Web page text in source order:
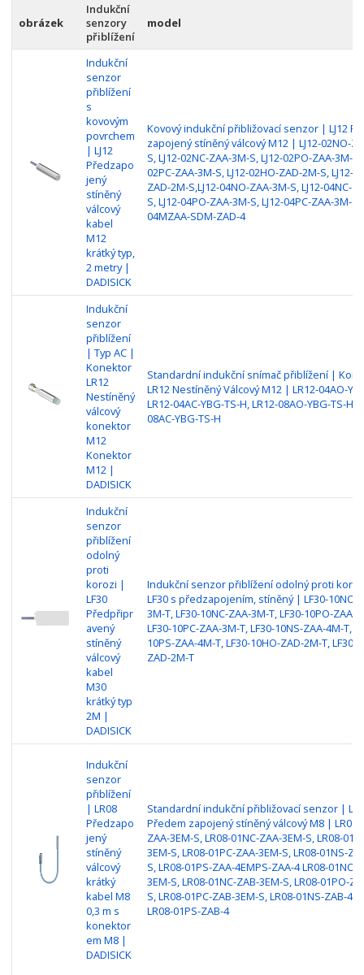
obrázek
Indukční
senzory
přiblížení
model
Indukční
senzor
přiblížení
s
kovovým
povrchem
| LJ12
Předzapo
jený
stíněný
válcový
kabel
M12
krátký typ,
2 metry |
DADISICK
Kovový indukční přibližovací senzor | LJ12
zapojený stíněný válcový M12 | LJ12-02NO-
S, LJ12-02NC-ZAA-3M-S, LJ12-02PO-ZAA-3M-S,
02PC-ZAA-3M-S, LJ12-02HO-ZAD-2M-S, LJ12-
ZAD-2M-S,LJ12-04NO-ZAA-3M-S, LJ12-04NC-
S, LJ12-04PO-ZAA-3M-S, LJ12-04PC-ZAA-3M-S,
04MZAA-SDM-ZAD-4
Indukční
senzor
přiblížení
| Typ AC |
Konektor
LR12
Nestíněný
válcový
konektor
M12
Konektor
M12 |
DADISICK
Standardní indukční snímač přiblížení |
LR12 Nestíněný Válcový M12 | LR12-04AO-
LR12-04AC-YBG-TS-H, LR12-08AO-YBG-TS-H,
08AC-YBG-TS-H
Indukční
senzor
přiblížení
odolný
proti
korozi |
LF30
Předpřipr
avený
stíněný
válcový
kabel
M30
krátký typ
2M |
DADISICK
Indukční senzor přiblížení odolný proti
LF30 s předzapojením, stíněný | LF30-10NO-
3M-T, LF30-10NC-ZAA-3M-T, LF30-10PO-ZAA-
LF30-10PC-ZAA-3M-T, LF30-10NS-ZAA-4M-T,
10PS-ZAA-4M-T, LF30-10HO-ZAD-2M-T, LF30-
ZAD-2M-T
Indukční
senzor
přiblížení
| LR08
Předzapo
jený
stíněný
válcový
krátký
kabel M8
0,3 m s
konektor
em M8 |
DADISICK
Standardní indukční přibližovací senzor |
Předem zapojený stíněný válcový M8 | LR08-
ZAA-3EM-S, LR08-01NC-ZAA-3EM-S, LR08-
3EM-S, LR08-01PC-ZAA-3EM-S, LR08-01NS-
S, LR08-01PS-ZAA-4EMPS-ZAA-4 LR08-01NO-
3EM-S, LR08-01NC-ZAB-3EM-S, LR08-01PO-
S, LR08-01PC-ZAB-3EM-S, LR08-01NS-ZAB-
LR08-01PS-ZAB-4